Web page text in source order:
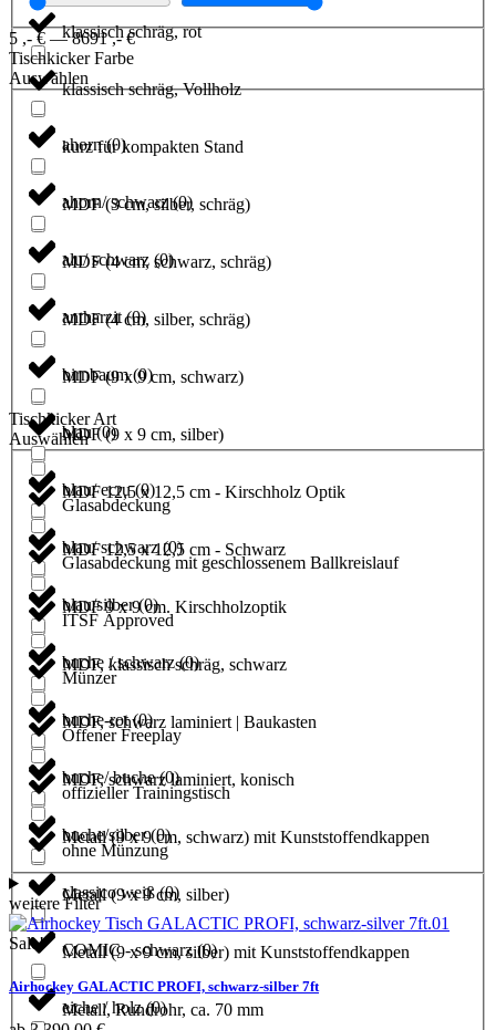
klassisch schräg, rot
klassisch schräg, Vollholz
kurz für kompakten Stand
MDF (3 cm, silber, schräg)
MDF (4 cm, schwarz, schräg)
MDF (4 cm, silber, schräg)
MDF (9 x 9 cm, schwarz)
MDF (9 x 9 cm, silber)
MDF 12,5 x 12,5 cm - Kirschholz Optik
MDF 12,5 x 12,5 cm - Schwarz
MDF 9 x 9 cm. Kirschholzoptik
MDF, klassisch schräg, schwarz
MDF, schwarz laminiert | Baukasten
MDF, schwarz laminiert, konisch
Metall (9 x 9 cm, schwarz) mit Kunststoffendkappen
Metall (9 x 9 cm, silber)
Metall (9 x 9 cm, silber) mit Kunststoffendkappen
Metall, Rundrohr, ca. 70 mm
5 ,- € —8691,- €
Tischkicker Farbe
Auswählen
ahorn(0)
ahorn/ schwarz(0)
alu/ schwarz (0)
antharzit(0)
birnbaum(0)
blau(0)
blau/ ecru(0)
blau/ schwarz(0)
blau/silber(0)
buche / schwarz(0)
buche-rot(0)
buche/ buche(0)
buche/silber(0)
classico weiß(0)
COMIC - schwarz(0)
eiche / holz(0)
Tischkicker Art
Auswählen
Glasabdeckung
Glasabdeckung mit geschlossenem Ballkreislauf
ITSF Approved
Münzer
Offener Freeplay
offizieller Trainingstisch
ohne Münzung
weitere Filter
Sale!
Airhockey GALACTIC PROFI, schwarz-silber 7ft